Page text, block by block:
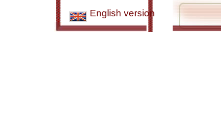
English version